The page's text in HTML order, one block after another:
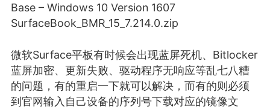
手机 系统 网站
游戏 兴趣 美图
Base – Windows 10 Version 1607
SurfaceBook_BMR_15_7.214.0.zip
微软Surface平板有时候会出现蓝屏死机、Bitlocker
蓝屏加密、更新失败、驱动程序无响应等乱七八糟
的问题，有的重启一下就可以解决，而有的则必须
到官网输入自己设备的序列号下载对应的镜像文